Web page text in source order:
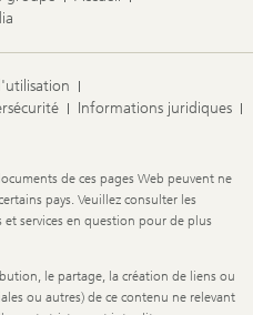
Informations juridiques
de ces pages Web peuvent ne
pays. Veuillez consulter les
services en question pour de plus
le partage, la création de liens ou
ou autres) de ce contenu ne relevant